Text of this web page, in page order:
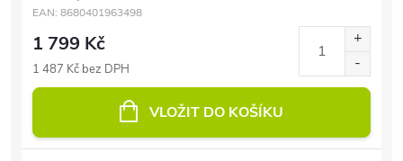
EAN: 8680401963498
1 799 Kč
1 487 Kč bez DPH
VLOŽIT DO KOŠÍKU